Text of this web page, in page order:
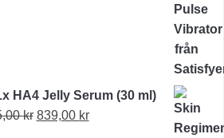
HA4 Jelly Serum (30 ml)
kr Det
839,00 krDet